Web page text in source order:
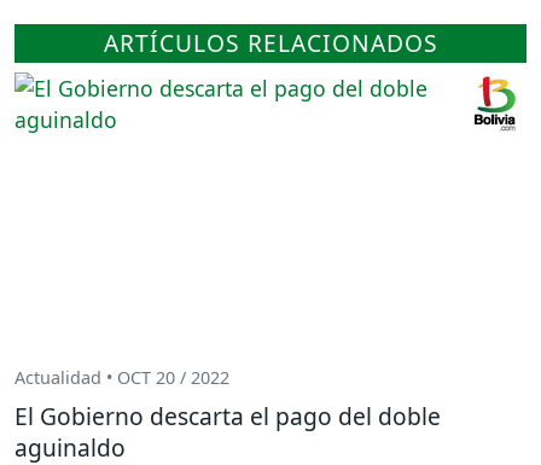
ARTÍCULOS RELACIONADOS
Actualidad • OCT 20 / 2022
El Gobierno descarta el pago del doble
aguinaldo